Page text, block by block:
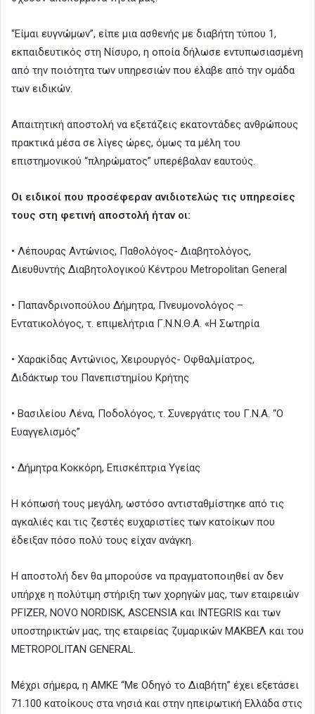
“Είμαι ευγνώμων”, είπε μια ασθενής με διαβήτη τύπου 1,
εκπαιδευτικός στη Νίσυρο, η οποία δήλωσε εντυπωσιασμένη
από την ποιότητα των υπηρεσιών που έλαβε από την ομάδα
των ειδικών.
Απαιτητική αποστολή να εξετάζεις εκατοντάδες ανθρώπους
πρακτικά μέσα σε λίγες ώρες, όμως τα μέλη του
επιστημονικού “πληρώματος” υπερέβαλαν εαυτούς.
Οι ειδικοί που προσέφεραν ανιδιοτελώς τις υπηρεσίες
τους στη φετινή αποστολή ήταν οι:
• Λέπουρας Αντώνιος, Παθολόγος- Διαβητολόγος,
Διευθυντής Διαβητολογικού Κέντρου Metropolitan General
• Παπανδρινοπούλου Δήμητρα, Πνευμονολόγος –
Εντατικολόγος, τ. επιμελήτρια Γ.Ν.Ν.Θ.Α. «Η Σωτηρία
• Χαρακίδας Αντώνιος, Χειρουργός- Οφθαλμίατρος,
Διδάκτωρ του Πανεπιστημίου Κρήτης
• Βασιλείου Λένα, Ποδολόγος, τ. Συνεργάτις του Γ.Ν.Α. “Ο
Ευαγγελισμός”
• Δήμητρα Κοκκόρη, Επισκέπτρια Υγείας
Η κόπωσή τους μεγάλη, ωστόσο αντισταθμίστηκε από τις
αγκαλιές και τις ζεστές ευχαριστίες των κατοίκων που
έδειξαν πόσο πολύ τους είχαν ανάγκη.
Η αποστολή δεν θα μπορούσε να πραγματοποιηθεί αν δεν
υπήρχε η πολύτιμη στήριξη των χορηγών μας, των εταιρειών
PFIZER, NOVO NORDISK, ASCENSIA και ΙNTEGRIS και των
υποστηρικτών μας, της εταιρείας ζυμαρικών ΜΑΚΒΕΛ και του
ΜETROPOLITAN GENERAL.
Μέχρι σήμερα, η ΑΜΚΕ “Με Οδηγό το Διαβήτη” έχει εξετάσει
71.100 κατοίκους στα νησιά και στην ηπειρωτική Ελλάδα στις